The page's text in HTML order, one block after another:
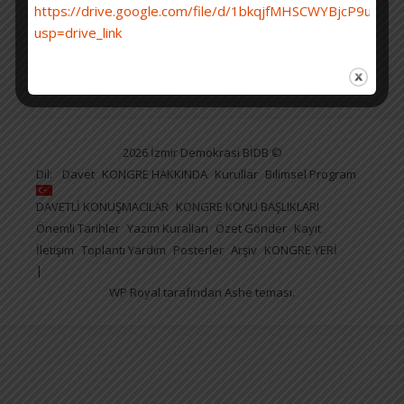
https://drive.google.com/file/d/
usp=drive_link
2026 İzmir Demokrasi BİDB ©
Dil:
Davet KONGRE HAKKINDA Kurullar Bilimsel Program
DAVETLİ KONUŞMACILAR KONGRE KONU BAŞLIKLARI
Önemli Tarihler Yazım Kuralları Özet Gönder Kayıt
İletişim Toplantı Yardım Posterler Arşiv KONGRE YERİ
WP Royal tarafından Ashe teması.
https://drive.google.com/file/d/
usp=drive_link